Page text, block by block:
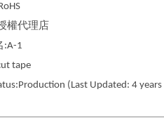
權代理店
:A-1
tape
(Last Updated: 4 years